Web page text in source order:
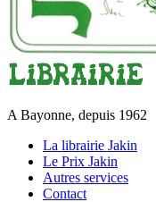
A Bayonne, depuis 1962
La librairie Jakin
Le Prix Jakin
Autres services
Contact